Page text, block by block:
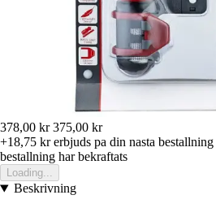
378,00 kr 375,00 kr
+18,75 krerbjuds pa din nasta bestallning
bestallning har bekraftats
Loading...
Beskrivning